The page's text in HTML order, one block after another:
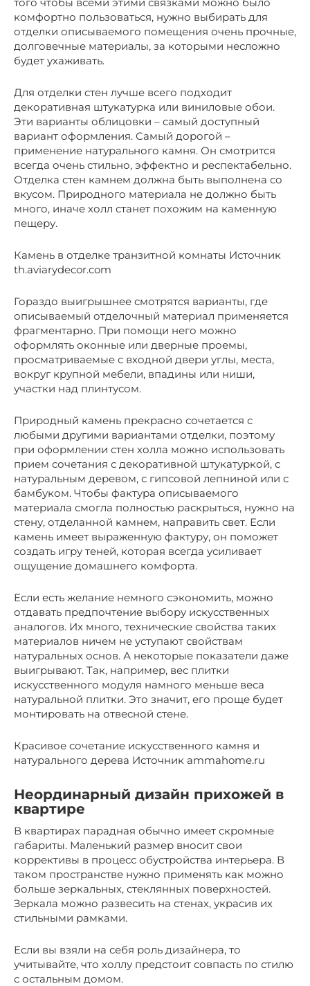
комфортно пользоваться, нужно выбирать для
отделки описываемого помещения очень прочные,
долговечные материалы, за которыми несложно
будет ухаживать.
Для отделки стен лучше всего подходит
декоративная штукатурка или виниловые обои.
Эти варианты облицовки – самый доступный
вариант оформления. Самый дорогой –
применение натурального камня. Он смотрится
всегда очень стильно, эффектно и респектабельно.
Отделка стен камнем должна быть выполнена со
вкусом. Природного материала не должно быть
много, иначе холл станет похожим на каменную
пещеру.
Камень в отделке транзитной комнаты Источник
th.aviarydecor.com
Гораздо выигрышнее смотрятся варианты, где
описываемый отделочный материал применяется
фрагментарно. При помощи него можно
оформлять оконные или дверные проемы,
просматриваемые с входной двери углы, места,
вокруг крупной мебели, впадины или ниши,
участки над плинтусом.
Природный камень прекрасно сочетается с
любыми другими вариантами отделки, поэтому
при оформлении стен холла можно использовать
прием сочетания с декоративной штукатуркой, с
натуральным деревом, с гипсовой лепниной или с
бамбуком. Чтобы фактура описываемого
материала смогла полностью раскрыться, нужно на
стену, отделанной камнем, направить свет. Если
камень имеет выраженную фактуру, он поможет
создать игру теней, которая всегда усиливает
ощущение домашнего комфорта.
Если есть желание немного сэкономить, можно
отдавать предпочтение выбору искусственных
аналогов. Их много, технические свойства таких
материалов ничем не уступают свойствам
натуральных основ. А некоторые показатели даже
выигрывают. Так, например, вес плитки
искусственного модуля намного меньше веса
натуральной плитки. Это значит, его проще будет
монтировать на отвесной стене.
Красивое сочетание искусственного камня и
натурального дерева Источник ammahome.ru
Неординарный дизайн прихожей в
квартире
В квартирах парадная обычно имеет скромные
габариты. Маленький размер вносит свои
коррективы в процесс обустройства интерьера. В
таком пространстве нужно применять как можно
больше зеркальных, стеклянных поверхностей.
Зеркала можно развесить на стенах, украсив их
стильными рамками.
Если вы взяли на себя роль дизайнера, то
учитывайте, что холлу предстоит совпасть по стилю
с остальным домом.